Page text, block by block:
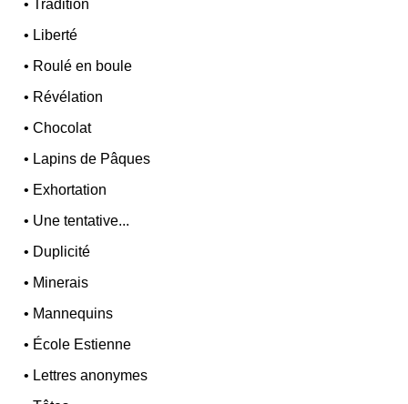
•Tradition
• Liberté
• Roulé en boule
• Révélation
•Chocolat
• Lapins de Pâques
• Exhortation
• Une tentative...
• Duplicité
• Minerais
• Mannequins
• École Estienne
• Lettres anonymes